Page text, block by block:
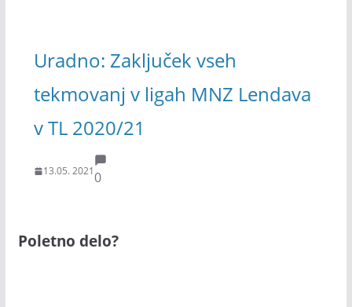
Uradno: Zaključek vseh
tekmovanj v ligah MNZ Lendava
v TL 2020/21
13.05. 20210
Poletno delo?